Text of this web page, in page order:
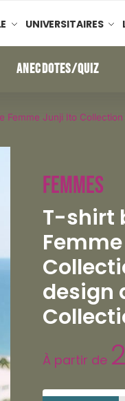
UNIVERSITAIRES
ANECDOTES/QUIZ
Femme Junji Ito
Femmes
T-shirt
design
À partir de